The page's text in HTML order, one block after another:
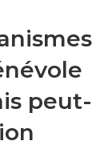
peut-